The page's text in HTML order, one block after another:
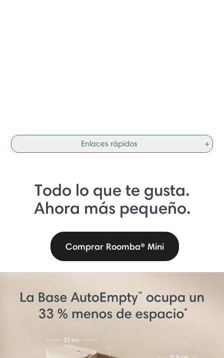
Enlaces rápidos +
Todo lo que te gusta.
Ahora más pequeño.
Comprar Roomba® Mini